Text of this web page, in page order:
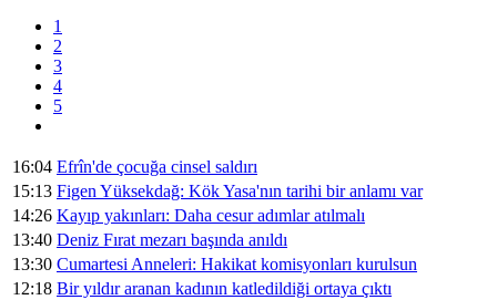
1
2
3
4
5
16:04 Efrîn'de çocuğa cinsel saldırı
15:13 Figen Yüksekdağ: Kök Yasa'nın tarihi bir anlamı var
14:26 Kayıp yakınları: Daha cesur adımlar atılmalı
13:40 Deniz Fırat mezarı başında anıldı
13:30 Cumartesi Anneleri: Hakikat komisyonları kurulsun
12:18 Bir yıldır aranan kadının katledildiği ortaya çıktı